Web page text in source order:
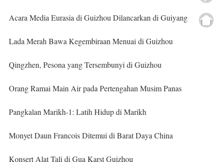
Acara Media Eurasia di Guizhou Dilancarkan di Guiyang
Lada Merah Bawa Kegembiraan Menuai di Guizhou
Qingzhen, Pesona yang Tersembunyi di Guizhou
Orang Ramai Main Air pada Pertengahan Musim Panas
Pangkalan Marikh-1: Latih Hidup di Marikh
Monyet Daun Francois Ditemui di Barat Daya China
Konsert Alat Tali di Gua Karst Guizhou